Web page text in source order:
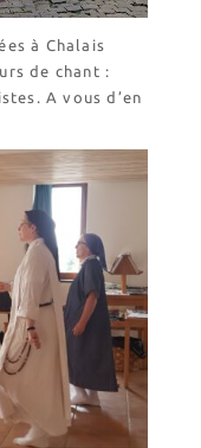
à Chalais
de chant :
A vous d’en